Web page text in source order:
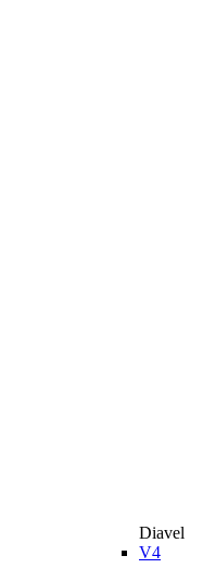
Diavel
V4